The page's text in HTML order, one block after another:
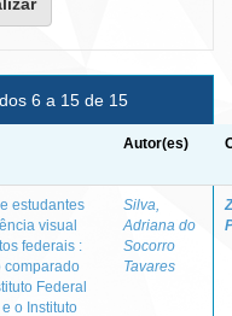
6 a 15 de 15
Autor(es)
estudantes
visual
federais :
comparado
Federal
o Instituto
Silva,
Adriana do
Socorro
Tavares